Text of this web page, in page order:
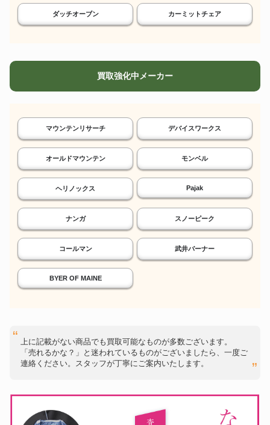
ダッチオーブン カーミットチェア
買取強化中メーカー
マウンテンリサーチ デバイスワークス
オールドマウンテン モンベル
ヘリノックス Pajak
ナンガ スノーピーク
コールマン 武井バーナー
BYER OF MAINE
上に記載がない商品でも買取可能なものが多数ございます。
「売れるかな？」と迷われているものがございましたら、一度ご
連絡ください。スタッフが丁寧にご案内いたします。